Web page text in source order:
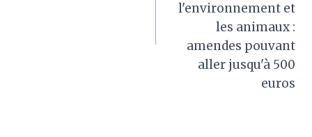
l'environnement et
les animaux :
amendes pouvant
aller jusqu'à 500
euros